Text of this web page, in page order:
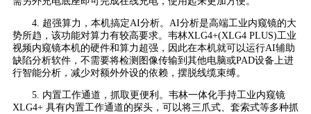
4. 超强算力，本机搞定AI分析。AI分析是高端工业内窥镜的大
势所趋，该功能对算力有较高要求。韦林XLG4+(XLG4 PLUS)工业
视频内窥镜本机的硬件和算力超强，因此在本机就可以运行AI辅助
缺陷分析软件，不需要将检测图像传输到其他电脑或PAD设备上进
行智能分析，减少对额外外设的依赖，摆脱线缆束缚。
5. 内置工作通道，抓取更便利。韦林一体化手持工业内窥镜
XLG4+ 具有内置工作通道的探头，可以将三爪式、套索式等多种抓